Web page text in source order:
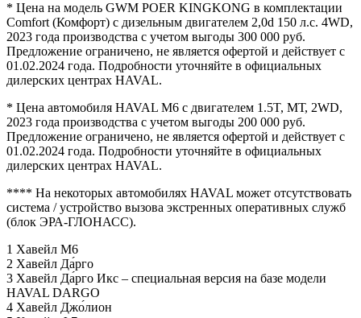
* Цена на модель GWM POER KINGKONG в комплектации
Comfort (Комфорт) с дизельным двигателем 2,0d 150 л.с. 4WD,
2023 года производства с учетом выгоды 300 000 руб.
Предложение ограничено, не является офертой и действует с
01.02.2024 года. Подробности уточняйте в официальных
дилерских центрах HAVAL.
* Цена автомобиля HAVAL M6 с двигателем 1.5T, MТ, 2WD,
2023 года производства с учетом выгоды 200 000 руб.
Предложение ограничено, не является офертой и действует с
01.02.2024 года. Подробности уточняйте в официальных
дилерских центрах HAVAL.
**** На некоторых автомобилях HAVAL может отсутствовать
система / устройство вызова экстренных оперативных служб
(блок ЭРА-ГЛОНАСС).
1 Хавейл M6
2 Хавейл Да́рго
3 Хавейл Да́рго Икс – специальная версия на базе модели
HAVAL DARGO
4 Хавейл Джо́лион